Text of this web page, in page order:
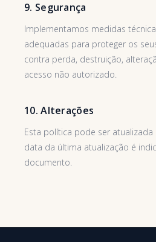
9. Segurança
Implementamos medidas
adequadas para proteger os
contra perda, destruição,
acesso não autorizado.
10. Alterações
Esta política pode ser
data da última atualização é
documento.